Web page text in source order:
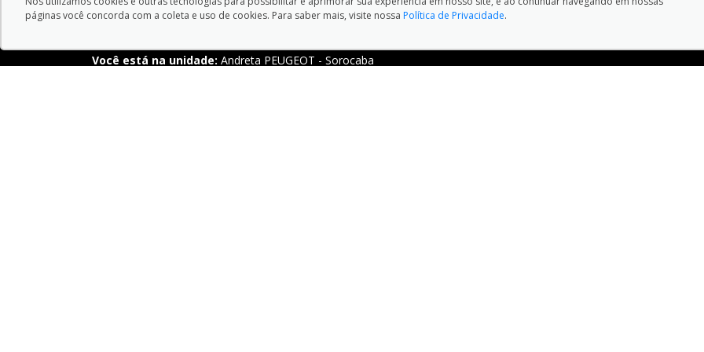
Você está na unidade: Andreta PEUGEOT - Sorocaba
páginas você concorda com a coleta e uso de cookies. Para saber mais, visite nossa Política de Privacidade.